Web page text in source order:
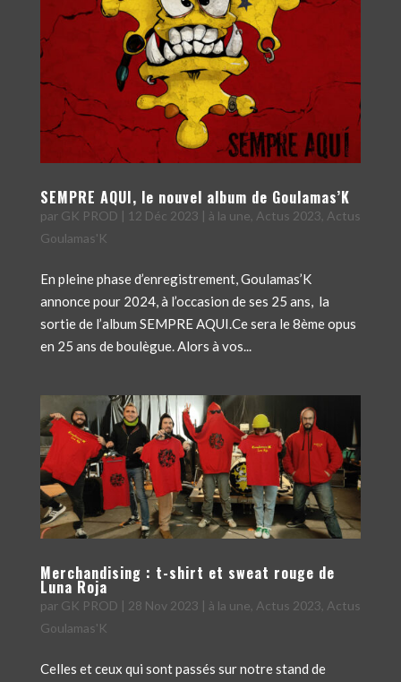
SEMPRE AQUI, le nouvel album de Goulamas’K
par GK PROD | 12 Déc 2023 | à la une Actus 2023 Actus
Goulamas'K
En pleine phase d’enregistrement, Goulamas’K
annonce pour 2024, à l’occasion de ses 25 ans, la
sortie de l’album SEMPRE AQUI.Ce sera le 8ème opus
en 25 ans de boulègue. Alors à vos...
Merchandising : t-shirt et sweat rouge de
Luna Roja
par GK PROD | 28 Nov 2023 | à la une Actus 2023 Actus
Goulamas'K
Celles et ceux qui sont passés sur notre stand de